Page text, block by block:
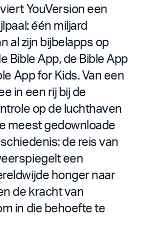
YouVersion een
één miljard
al zijn bijbelapps op
Bible App, de Bible App
App for Kids. Van een
in een rij bij de
op de luchthaven
meest gedownloade
de reis van
een
honger naar
de kracht van
in die behoefte te